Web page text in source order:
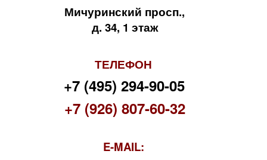
Мичуринский просп.,
д. 34, 1 этаж
ТЕЛЕФОН
+7 (495) 294-90-05
+7 (926) 807-60-32
E-MAIL: